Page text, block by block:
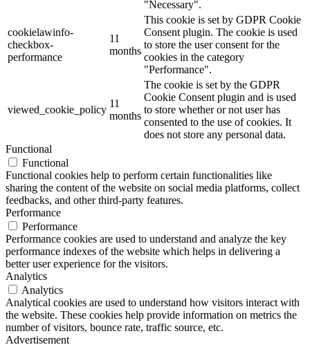
"Necessary".
cookielawinfo-
checkbox-
performance
11
months
This cookie is set by GDPR Cookie
Consent plugin. The cookie is used
to store the user consent for the
cookies in the category
"Performance".
viewed_cookie_policy
11
months
The cookie is set by the GDPR
Cookie Consent plugin and is used
to store whether or not user has
consented to the use of cookies. It
does not store any personal data.
Functional
Functional
Functional cookies help to perform certain functionalities like
sharing the content of the website on social media platforms, collect
feedbacks, and other third-party features.
Performance
Performance
Performance cookies are used to understand and analyze the key
performance indexes of the website which helps in delivering a
better user experience for the visitors.
Analytics
Analytics
Analytical cookies are used to understand how visitors interact with
the website. These cookies help provide information on metrics the
number of visitors, bounce rate, traffic source, etc.
Advertisement